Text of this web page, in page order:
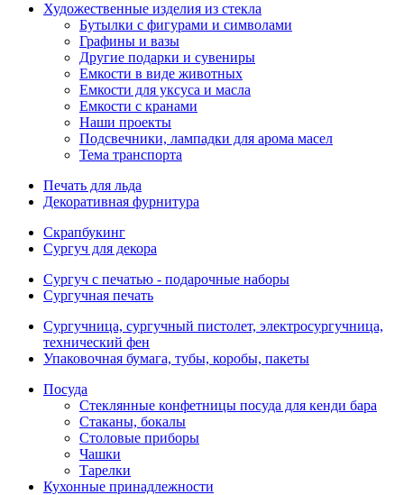
Художественные изделия из стекла
Бутылки с фигурами и символами
Графины и вазы
Другие подарки и сувениры
Емкости в виде животных
Емкости для уксуса и масла
Емкости с кранами
Наши проекты
Подсвечники, лампадки для арома масел
Тема транспорта
Печать для льда
Декоративная фурнитура
Скрапбукинг
Сургуч для декора
Сургуч с печатью - подарочные наборы
Сургучная печать
Сургучница, сургучный пистолет, электросургучница,
технический фен
Упаковочная бумага, тубы, коробы, пакеты
Посуда
Стеклянные конфетницы посуда для кенди бара
Стаканы, бокалы
Столовые приборы
Чашки
Тарелки
Кухонные принадлежности